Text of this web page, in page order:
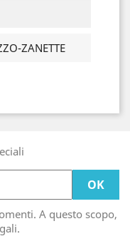
ZANETTE
A questo scopo,